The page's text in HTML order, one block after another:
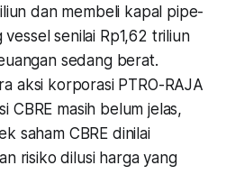
dan membeli kapal pipe-
vessel senilai Rp1,62 triliun
sedang berat.
aksi korporasi PTRO-RAJA
CBRE masih belum jelas,
saham CBRE dinilai
risiko dilusi harga yang